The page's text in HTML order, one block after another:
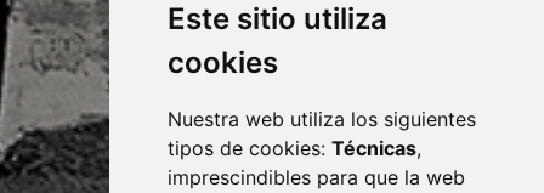
Este sitio utiliza
cookies
Nuestra web utiliza los siguientes
tipos de cookies: Técnicas,
imprescindibles para que la web